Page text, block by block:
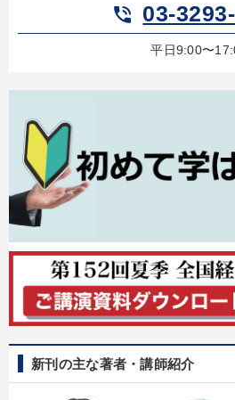
phone_in_talk 03-
平日9:00〜
新刊の主な著者・講師紹介